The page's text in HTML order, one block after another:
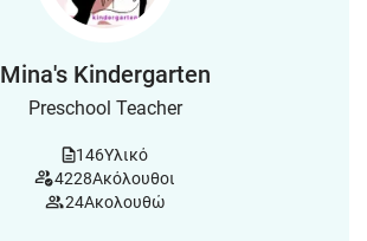
Mina's Kindergarten
Preschool Teacher
146Υλικό
4228Ακόλουθοι
24Ακολουθώ